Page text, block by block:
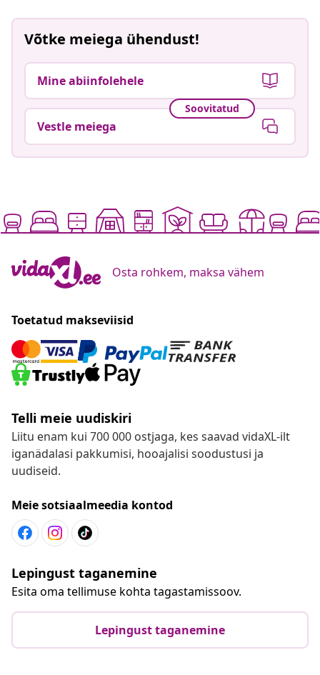
Võtke meiega ühendust!
Mine abiinfolehele
Soovitatud
Vestle meiega
Osta rohkem, maksa vähem
Toetatud makseviisid
Telli meie uudiskiri
Liitu enam kui 700 000 ostjaga, kes saavad vidaXL-ilt
iganädalasi pakkumisi, hooajalisi soodustusi ja
uudiseid.
Meie sotsiaalmeedia kontod
Lepingust taganemine
Esita oma tellimuse kohta tagastamissoov.
Lepingust taganemine